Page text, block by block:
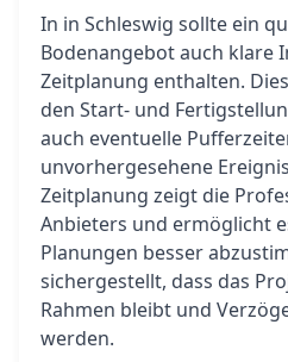
In in Schleswig sollte ein
Bodenangebot auch klare
Zeitplanung enthalten.
den Start- und
auch eventuelle
unvorhergesehene
Zeitplanung zeigt die
Anbieters und ermöglicht
Planungen besser
sichergestellt, dass das
Rahmen bleibt und
werden.